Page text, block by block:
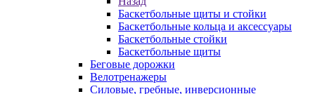
Баскетбольные щиты и стойки
Баскетбольные кольца и аксессуары
Баскетбольные стойки
Баскетбольные щиты
Беговые дорожки
Велотренажеры
Силовые, гребные, инверсионные